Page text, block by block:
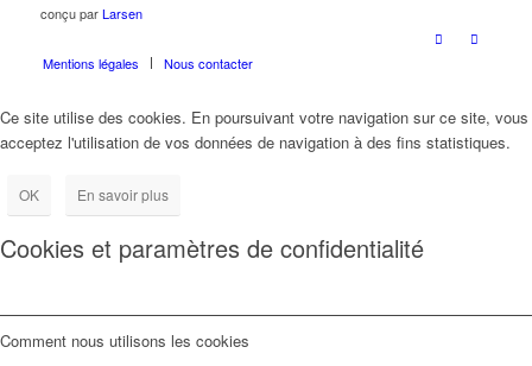
conçu parLarsen
Mentions légales Nous contacter
Ce site utilise des cookies. En poursuivant votre navigation sur ce site, vous
acceptez l'utilisation de vos données de navigation à des fins statistiques.
OK En savoir plus
Cookies et paramètres de confidentialité
Comment nous utilisons les cookies